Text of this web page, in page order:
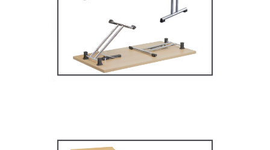
Tables Multifonctions
MOBILIER SCOLAIRE